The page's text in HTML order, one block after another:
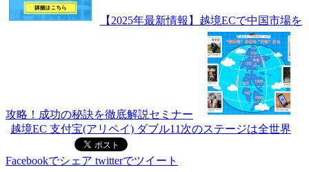
【2025年最新情報】越境ECで中国市場を
攻略！成功の秘訣を徹底解説セミナー
越境EC 支付宝(アリペイ) ダブル11次のステージは全世界
Facebookでシェア twitterでツイート